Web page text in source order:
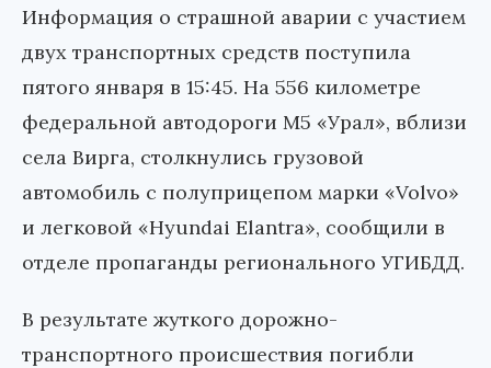
Информация о страшной аварии с участием
двух транспортных средств поступила
пятого января в 15:45. На 556 километре
федеральной автодороги М5 «Урал», вблизи
села Вирга, столкнулись грузовой
автомобиль с полуприцепом марки «Volvo»
и легковой «Hyundai Elantra», сообщили в
отделе пропаганды регионального УГИБДД.
В результате жуткого дорожно-
транспортного происшествия погибли